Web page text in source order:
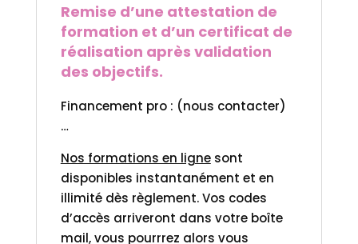
Remise d’une attestation de
formation et d’un certificat de
réalisation après validation
des objectifs.
Financement pro : (nous contacter)
…
Nos formations en lignesont
disponibles instantanément et en
illimité dès règlement. Vos codes
d’accès arriveront dans votre boîte
mail, vous pourrrez alors vous